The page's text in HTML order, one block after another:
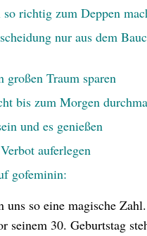
richtig zum Deppen
nur aus dem
großen Traum sparen
bis zum Morgen
und es genießen
auferlegen
gofeminin:
so eine magische
seinem 30. Geburtstag